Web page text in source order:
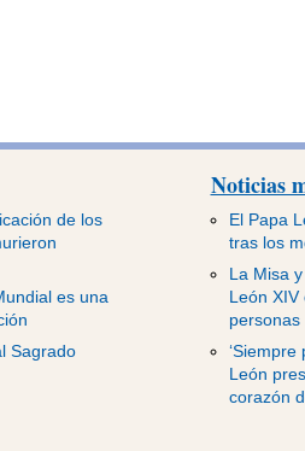
de los
es una
Sagrado
Noticias
El Papa
tras los
La Misa
León
personas
‘Siempre
León
corazón